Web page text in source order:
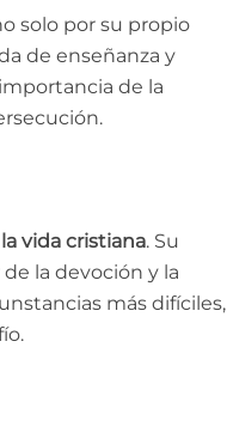
solo por su propio
de enseñanza y
de la
vida cristiana. Su
la devoción y la
más difíciles,